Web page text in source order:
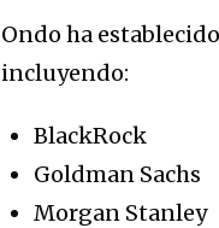
Ondo ha
incluyendo:
BlackRock
Goldman Sachs
Morgan Stanley